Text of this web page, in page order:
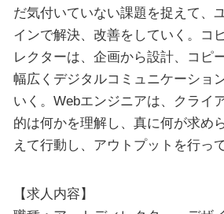
だ気付いていない課題を捉えて、
インで解決、改善をしていく。コ
レクターは、企画から設計、コピ
幅広くデジタルコミュニケーショ
いく。Webエンジニアは、クライ
的は何かを理解し、真に何が求め
えて行動し、アウトプットを行っ
【求人内容】